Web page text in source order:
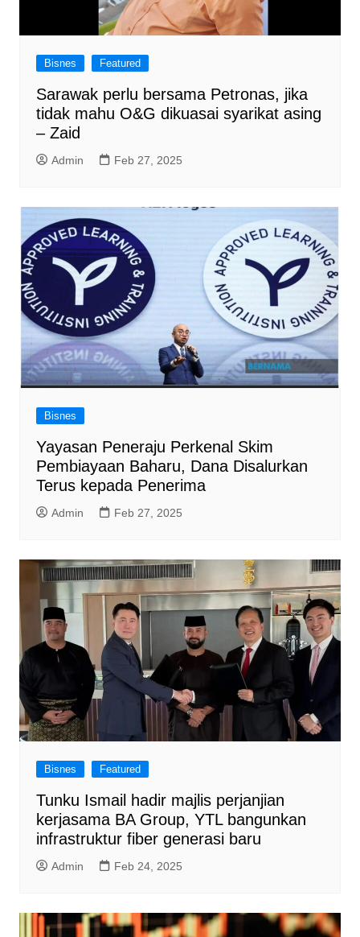
Bisnes Featured
Sarawak perlu bersama Petronas, jika
tidak mahu O&G dikuasai syarikat asing
– Zaid
Admin Feb 27, 2025
Bisnes
Yayasan Peneraju Perkenal Skim
Pembiayaan Baharu, Dana Disalurkan
Terus kepada Penerima
Admin Feb 27, 2025
Bisnes Featured
Tunku Ismail hadir majlis perjanjian
kerjasama BA Group, YTL bangunkan
infrastruktur fiber generasi baru
Admin Feb 24, 2025